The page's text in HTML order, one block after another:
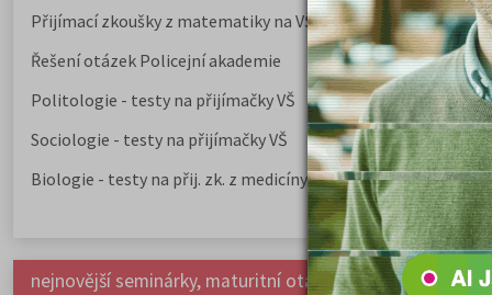
Přijímací zkoušky z matematiky na VŠE Praha
Řešení otázek Policejní akademie
Politologie - testy na přijímačky VŠ
Sociologie - testy na přijímačky VŠ
Biologie - testy na přij. zk. z medicíny
nejnovější seminárky, maturitní otázky a čtenářsky deník